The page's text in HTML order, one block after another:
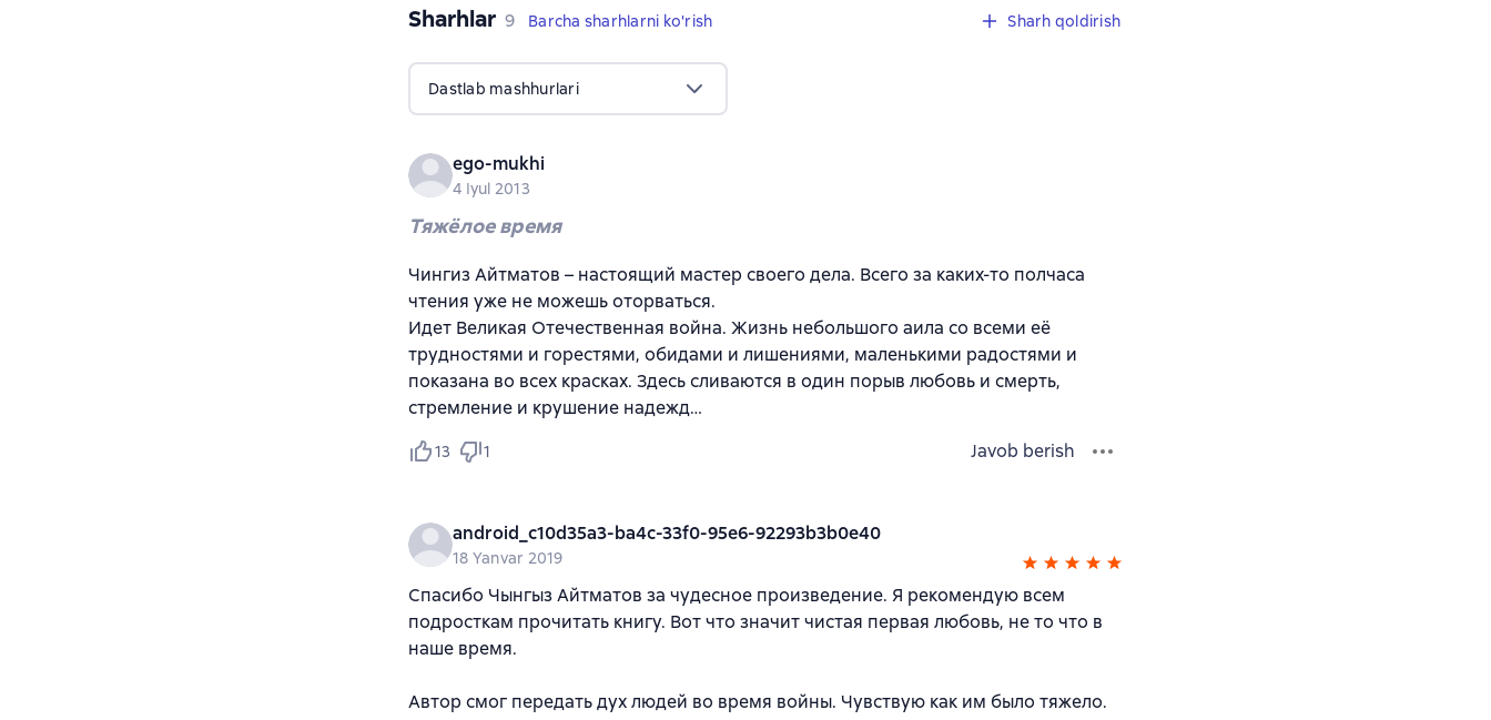
Sharhlar 9 sharhlar
9 Barcha sharhlarni ko'rish Sharh qoldirish
Dastlab mashhurlari
ego-mukhi
4 Iyul 2013
Тяжёлое время
Чингиз Айтматов – настоящий мастер своего дела. Всего за каких-то полчаса
чтения уже не можешь оторваться.
Идет Великая Отечественная война. Жизнь небольшого аила со всеми её
трудностями и горестями, обидами и лишениями, маленькими радостями и
показана во всех красках. Здесь сливаются в один порыв любовь и смерть,
стремление и крушение надежд…
13 1 Javob berish
android_c10d35a3-ba4c-33f0-95e6-92293b3b0e40
18 Yanvar 2019
Спасибо Чынгыз Айтматов за чудесное произведение. Я рекомендую всем
подросткам прочитать книгу. Вот что значит чистая первая любовь, не то что в
наше время.
Автор смог передать дух людей во время войны. Чувствую как им было тяжело.